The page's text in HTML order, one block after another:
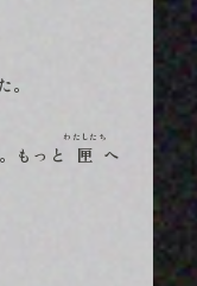
もっと 匣
わたしたち
へ